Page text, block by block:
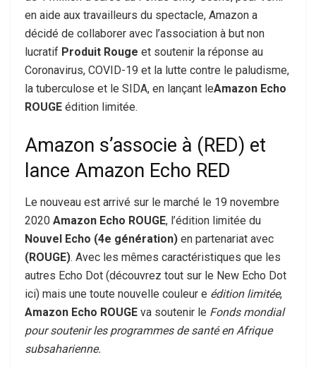
en aide aux travailleurs du spectacle, Amazon a
décidé de collaborer avec l’association à but non
lucratif Produit Rouge et soutenir la réponse au
Coronavirus, COVID-19 et la lutte contre le paludisme,
la tuberculose et le SIDA, en lançant leAmazon Echo
ROUGE édition limitée.
Amazon s’associe à (RED) et
lance Amazon Echo RED
Le nouveau est arrivé sur le marché le 19 novembre
2020 Amazon Echo ROUGE, l’édition limitée du
Nouvel Echo (4e génération) en partenariat avec
(ROUGE). Avec les mêmes caractéristiques que les
autres Echo Dot (découvrez tout sur le New Echo Dot
ici) mais une toute nouvelle couleur e édition limitée,
Amazon Echo ROUGE va soutenir le Fonds mondial
pour soutenir les programmes de santé en Afrique
subsaharienne.